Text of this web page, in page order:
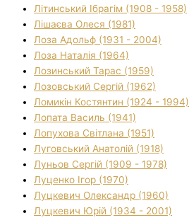
Літинський Ібрагім (1908 - 1958)
Лішаєва Олеся (1981)
Лоза Адольф (1931 - 2004)
Лоза Наталія (1964)
Лозинський Тарас (1959)
Лозовський Сергій (1962)
Ломикін Костянтин (1924 - 1994)
Лопата Василь (1941)
Лопухова Світлана (1951)
Луговський Анатолій (1918)
Луньов Сергій (1909 - 1978)
Луценко Ігор (1970)
Луцкевич Олександр (1960)
Луцкевич Юрій (1934 - 2001)